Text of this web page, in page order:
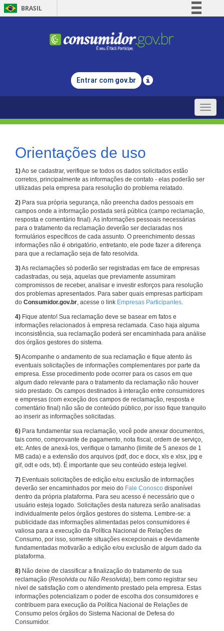
BRASIL
Comunica BR
Legislação
Entrar com gov.br
Toggle
Orientações de uso
1)Ao se cadastrar, verifique se todos os dados solicitados estão
corretos, principalmente as informações de contato - elas poderão ser
utilizadas pela empresa para resolução do problema relatado.
2) Para sua própria segurança, não preencha dados pessoais em
campos onde a informação postada será pública (campo reclamação,
resposta e comentário final). As informações pessoais necessárias
para o tratamento da reclamação deverão ser declaradas nos
formulários específicos de cada assunto. O preenchimento dessas
informações não é obrigatório, entretanto, ele pode fazer a diferença
para que a reclamação seja de fato resolvida.
3)As reclamações só poderão ser registradas em face de empresas
cadastradas, ou seja, aquelas que previamente assumiram
compromissos de receber, analisar e investir esforços para resolução
dos problemas apresentados. Para saber quais empresas participam
do Consumidor.gov.br, acesse o link Empresas Participantes.
4) Fique atento! Sua reclamação deve se basear em fatos e
informações relacionados à empresa reclamada. Caso haja alguma
inconsistência, sua reclamação poderá ser encaminhada para análise
dos órgãos gestores do sistema.
5)Acompanhe o andamento de sua reclamação e fique atento às
eventuais solicitações de informações complementares por parte da
empresa. Esse procedimento pode ocorrer para os casos em que
algum dado relevante para o tratamento da reclamação não houver
sido prestado. Os campos destinados à interação entre consumidores
e empresas (com exceção dos campos de reclamação, resposta e
comentário final) não são de conteúdo público, por isso fique tranquilo
ao inserir as informações solicitadas.
6) Para fundamentar sua reclamação, você pode anexar documentos,
tais como, comprovante de pagamento, nota fiscal, ordem de serviço,
etc. Antes de anexá-los, verifique o tamanho (limite de 5 anexos de 1
MB cada) e a extensão dos arquivos (pdf, doc e docx, xls e xlsx, jpg e
gif, odt e ods, txt). É importante que seu conteúdo esteja legível.
7) Eventuais solicitações de edição e/ou exclusão de informações
deverão ser encaminhados por meio do Fale Conosco disponível
dentro da própria plataforma. Para seu acesso é necessário que o
usuário esteja logado. Solicitações desta natureza serão analisadas
individualmente pelos órgãos gestores do sistema. Lembre-se: a
publicidade das informações alimentadas pelos consumidores é
valiosa para a execução da Política Nacional de Relações de
Consumo, por isso, somente situações excepcionais e devidamente
fundamentadas motivarão a edição e/ou exclusão de algum dado da
plataforma.
8) Não deixe de classificar a finalização do tratamento de sua
reclamação (Resolvida ou Não Resolvida), bem como registrar seu
nível de satisfação com o atendimento prestado pela empresa. Estas
informações potencializam o poder de escolha dos consumidores e
contribuem para execução da Política Nacional de Relações de
Consumo pelos órgãos do Sistema Nacional de Defesa do
Consumidor.